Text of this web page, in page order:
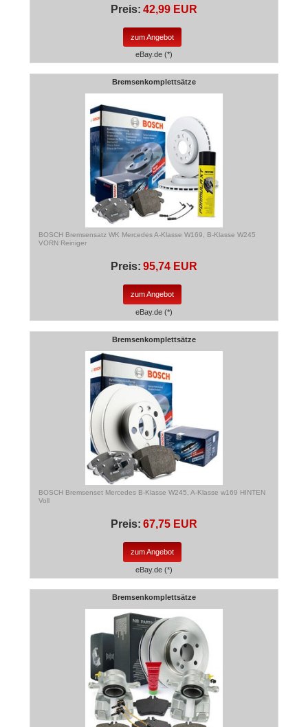
Preis: 42,99 EUR
zum Angebot
eBay.de (*)
Bremsenkomplettsätze
BOSCH Bremsensatz WK Mercedes A-Klasse W169, B-Klasse W245
VORN Reiniger
Preis: 95,74 EUR
zum Angebot
eBay.de (*)
Bremsenkomplettsätze
BOSCH Bremsenset Mercedes B-Klasse W245, A-Klasse w169 HINTEN
Voll
Preis: 67,75 EUR
zum Angebot
eBay.de (*)
Bremsenkomplettsätze